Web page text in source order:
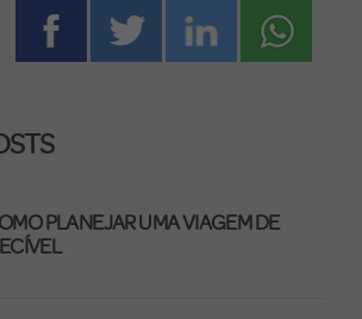
PLANEJAR UMA VIAGEM DE